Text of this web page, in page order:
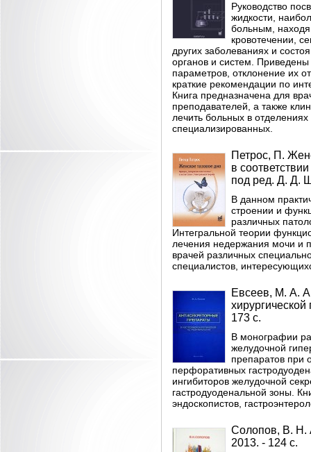
Руководство
жидкости,
больным,
кровотечении,
других заболеваниях и
органов и систем.
параметров, отклонение их
краткие рекомендации по
Книга предназначена для
преподавателей, а также
лечить больных в
специализированных.
Петрос, П.
в
под ред. Д. Д.
В данном
строении и
различных
Интегральной теории
лечения недержания мочи и
врачей различных
специалистов,
Евсеев, М. А.
173 с.
В монографии
желудочной
препаратов при
перфоративных
ингибиторов желудочной
гастродуоденальной зоны.
эндоскопистов,
Cолопов, В. Н.
2013. - 124 с.